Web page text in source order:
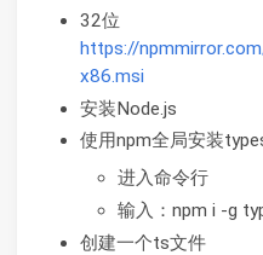
32位
https://
x86.msi
安装Node.js
使用npm全局安装
进入命令行
输入：npm i -g
创建一个ts文件